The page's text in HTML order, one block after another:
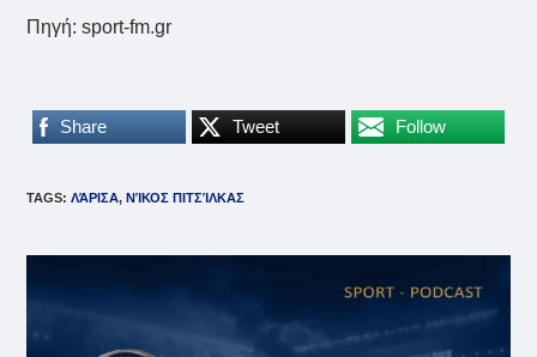
Πηγή: sport-fm.gr
Share Tweet Follow
TAGS:ΛΆΡΙΣΑ, ΝΊΚΟΣ ΠΙΤΣΊΛΚΑΣ